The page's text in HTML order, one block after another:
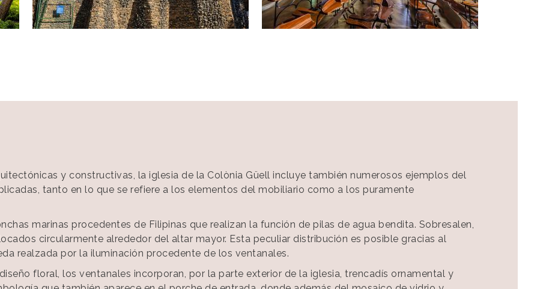
y constructivas, la iglesia de la Colònia Güell incluye también numerosos ejemplos del
tanto en lo que se refiere a los elementos del mobiliario como a los puramente
marinas procedentes de Filipinas que realizan la función de pilas de agua bendita. Sobresalen,
circularmente alrededor del altar mayor. Esta peculiar distribución es posible gracias al
realzada por la iluminación procedente de los ventanales.
floral, los ventanales incorporan, por la parte exterior de la iglesia, trencadís ornamental y